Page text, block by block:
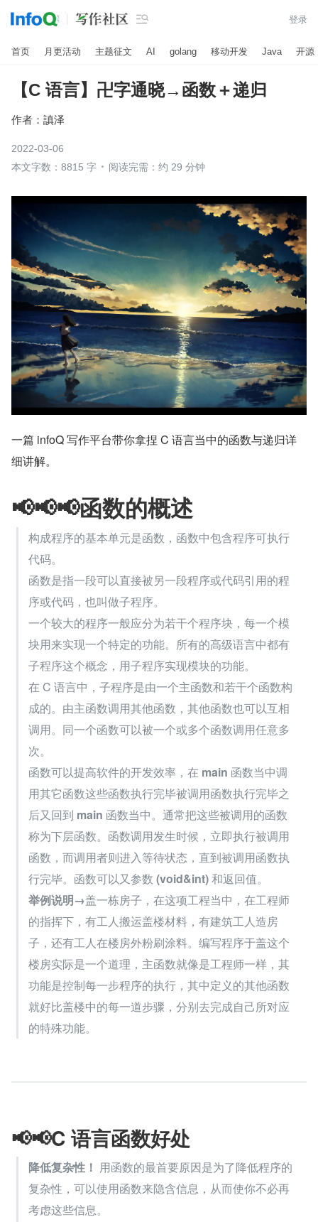
 登录
首页 月更活动 主题征文 AI golang 移动开发 Java 开源
【C 语言】卍字通晓→函数＋递归
作者： 謓泽
2022-03-06
本文字数：8815 字
阅读完需：约 29 分钟
​一篇 infoQ 写作平台带你拿捏 C 语言当中的函数与递归详
细讲解。
📢📢📢函数的概述
构成程序的基本单元是函数，函数中包含程序可执行
代码。
函数是指一段可以直接被另一段程序或代码引用的程
序或代码，也叫做子程序。
一个较大的程序一般应分为若干个程序块，每一个模
块用来实现一个特定的功能。所有的高级语言中都有
子程序这个概念，用子程序实现模块的功能。
在 C 语言中，子程序是由一个主函数和若干个函数构
成的。由主函数调用其他函数，其他函数也可以互相
调用。同一个函数可以被一个或多个函数调用任意多
次。
函数可以提高软件的开发效率，在 main 函数当中调
用其它函数这些函数执行完毕被调用函数执行完毕之
后又回到 main 函数当中。通常把这些被调用的函数
称为下层函数。函数调用发生时候，立即执行被调用
函数，而调用者则进入等待状态，直到被调用函数执
行完毕。函数可以又参数 (void&int) 和返回值。
举例说明→盖一栋房子，在这项工程当中，在工程师
的指挥下，有工人搬运盖楼材料，有建筑工人造房
子，还有工人在楼房外粉刷涂料。编写程序于盖这个
楼房实际是一个道理，主函数就像是工程师一样，其
功能是控制每一步程序的执行，其中定义的其他函数
就好比盖楼中的每一道步骤，分别去完成自己所对应
的特殊功能。
📢📢C 语言函数好处
降低复杂性！ 用函数的最首要原因是为了降低程序的
复杂性，可以使用函数来隐含信息，从而使你不必再
考虑这些信息。